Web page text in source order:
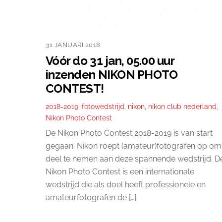
31 JANUARI 2018
Vóór do 31 jan, 05.00 uur
inzenden NIKON PHOTO
CONTEST!
2018-2019 fotowedstrijd nikon nikon club nederland
Nikon Photo Contest
De Nikon Photo Contest 2018-2019 is van start
gegaan. Nikon roept (amateur)fotografen op om
deel te nemen aan deze spannende wedstrijd.
Nikon Photo Contest is een internationale
wedstrijd die als doel heeft professionele en
amateurfotografen de […]